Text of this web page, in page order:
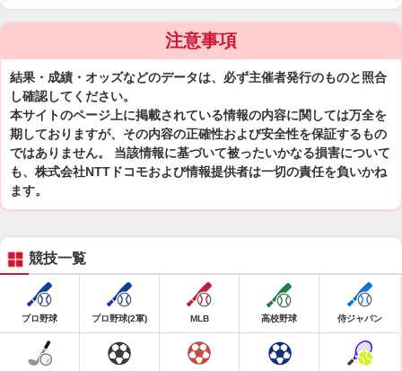
注意事項
結果・成績・オッズなどのデータは、必ず主催者発行のものと照合
し確認してください。
本サイトのページ上に掲載されている情報の内容に関しては万全を
期しておりますが、その内容の正確性および安全性を保証するもの
ではありません。 当該情報に基づいて被ったいかなる損害について
も、株式会社NTTドコモおよび情報提供者は一切の責任を負いかね
ます。
競技一覧
プロ野球 プロ野球(2軍) MLB 高校野球 侍ジャパン